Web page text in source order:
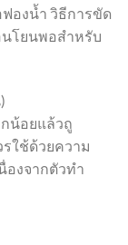
องน้ำ วิธีการขัด
โยนพอสำหรับ
น้อยแล้วถู
ใช้ด้วยความ
องจากตัวทำ